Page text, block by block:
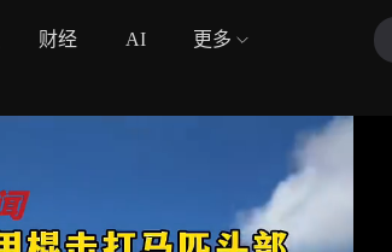
财经 AI 更多